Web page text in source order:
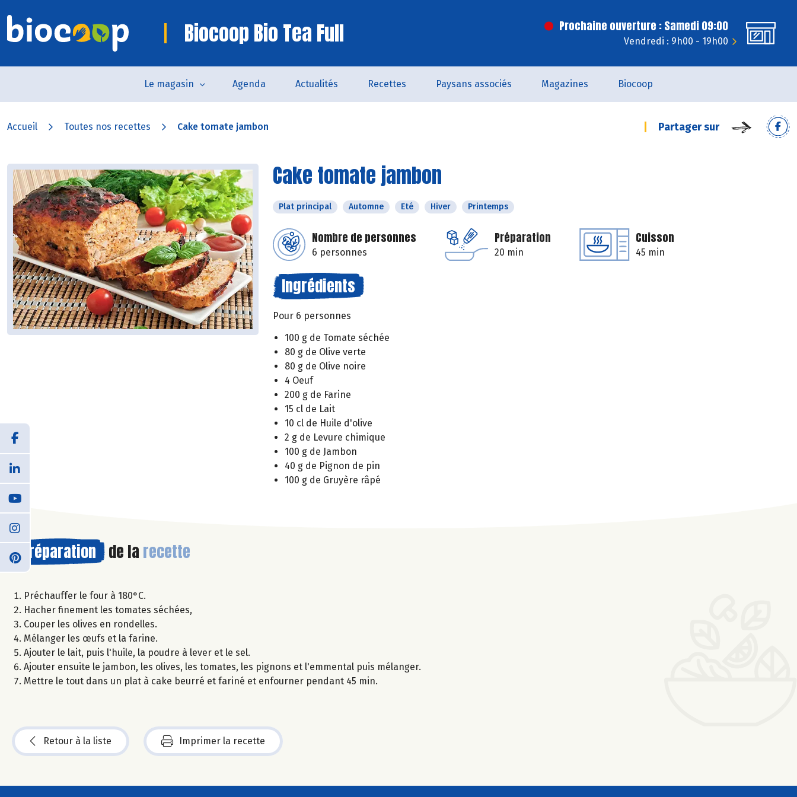
Biocoop Bio Tea Full Prochaine ouverture : Samedi 09:00
Vendredi : 9h00 - 19h00
Le magasin Agenda Actualités Recettes Paysans associés Magazines Biocoop
Accueil Toutes nos recettes Cake tomate jambon Partager sur
Cake tomate jambon
Plat principal Automne Eté Hiver Printemps
Nombre de personnes
6 personnes
Préparation
20 min
Cuisson
45 min
Ingrédients
Pour 6 personnes
100 g de Tomate séchée
80 g de Olive verte
80 g de Olive noire
4 Oeuf
200 g de Farine
15 cl de Lait
10 cl de Huile d'olive
2 g de Levure chimique
100 g de Jambon
40 g de Pignon de pin
100 g de Gruyère râpé
Préparation de la recette
Préchauffer le four à 180°C.
Hacher finement les tomates séchées,
Couper les olives en rondelles.
Mélanger les œufs et la farine.
Ajouter le lait, puis l'huile, la poudre à lever et le sel.
Ajouter ensuite le jambon, les olives, les tomates, les pignons et l'emmental puis mélanger.
Mettre le tout dans un plat à cake beurré et fariné et enfourner pendant 45 min.
Retour à la liste Imprimer la recette